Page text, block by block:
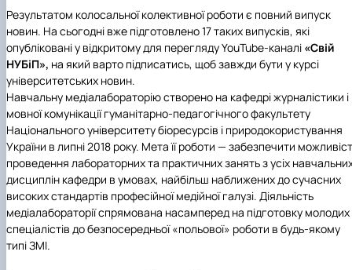
Результатом колосальної колективної роботи є повний випуск
новин. На сьогодні вже підготовлено 17 таких випусків, які
опубліковані у відкритому для перегляду YouTube-каналі «Свій
НУБіП», на який варто підписатись, щоб завжди бути у курсі
університетських новин.
Навчальну медіалабораторію створено на кафедрі журналістики і
мовної комунікації гуманітарно-педагогічного факультету
Національного університету біоресурсів і природокористування
України в липні 2018 року. Мета її роботи — забезпечити
проведення лабораторних та практичних занять з усіх
дисциплін кафедри в умовах, найбільш наближених до сучасних
високих стандартів професійної медійної галузі. Діяльність
медіалабораторії спрямована насамперед на підготовку молодих
спеціалістів до безпосередньої «польової» роботи в будь-якому
типі ЗМІ.